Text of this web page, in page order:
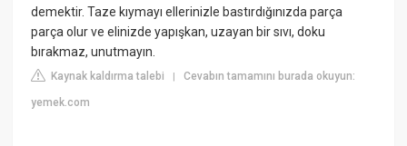
demektir. Taze kıymayı ellerinizle bastırdığınızda parça
parça olur ve elinizde yapışkan, uzayan bir sıvı, doku
bırakmaz, unutmayın.
Kaynak kaldırma talebi |Cevabın tamamını burada okuyun:
yemek.com